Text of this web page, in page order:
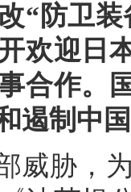
“防卫
欢迎日
合作。
遏制中
威胁，